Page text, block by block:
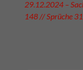
29.12.2024 –
148 // Sprüche